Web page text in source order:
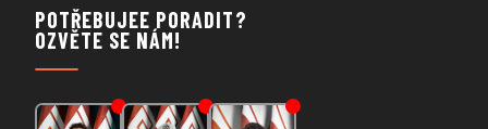
POTŘEBUJEE PORADIT?
OZVĚTE SE NÁM!